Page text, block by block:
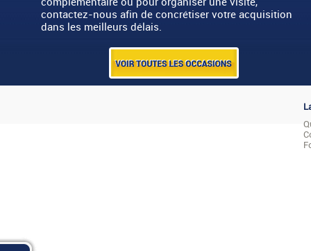
contactez-nous afin de concrétiser votre acquisition
dans les meilleurs délais.